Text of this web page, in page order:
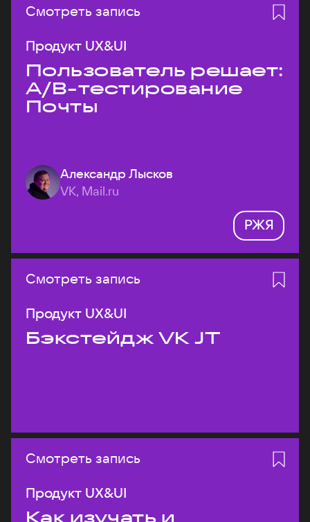
Смотреть запись
Продукт UX&UI
Пользователь решает:
A/B-тестирование
Почты
Александр Лысков
VK, Mail.ru
РЖЯ
Смотреть запись
Продукт UX&UI
Бэкстейдж VK JT
Смотреть запись
Продукт UX&UI
Как изучать и